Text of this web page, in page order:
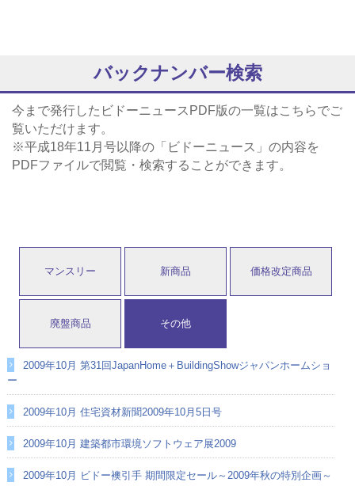
バックナンバー検索
今まで発行したビドーニュースPDF版の一覧はこちらでご
覧いただけます。
※平成18年11月号以降の「ビドーニュース」の内容を
PDFファイルで閲覧・検索することができます。
マンスリー 新商品 価格改定商品
廃盤商品 その他
2009年10月 第31回JapanHome＋BuildingShowジャパンホームショ
ー
2009年10月 住宅資材新聞2009年10月5日号
2009年10月 建築都市環境ソフトウェア展2009
2009年10月 ビドー襖引手 期間限定セール～2009年秋の特別企画～